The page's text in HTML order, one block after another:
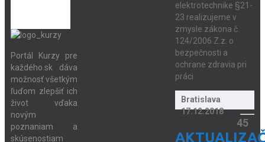
elektrotechnike §21-
23 realizujeme v
zmysle zákona č.
124/2006 Z.z. o
bezpečnosti a
ochrane zdravia pri
práci
Bratislava
17.12.2018
45
Portál Kurzy pre
každého.sk dáva
možnosť všetkým
ľuďom zlepšiť ich
život vďaka
novým
poznaniam a
skúsenostiam